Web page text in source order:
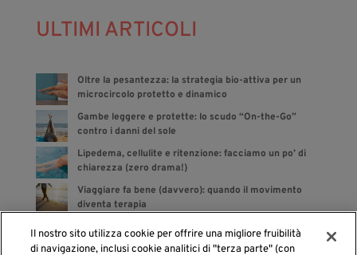
ULTIMI ARTICOLI
Oltre la pesantezza: la strategia bio-attiva per un
microcircolo protetto e dinamico
Gambe leggere e protette: lo scudo “On-the-Go”
contro i danni del sole
Lipedema, cellulite e ritenzione: facciamo un po’ di
chiarezza (zero drama!)
Viaggiare fa bene (davvero): quando il movimento
diventa terapia
Bye bye gonfiore: gli integratori sono dalla tua parte
Il nostro sito utilizza cookie per offrire una migliore fruibilità
di navigazione, inclusi cookie analitici di "terza parte" (con